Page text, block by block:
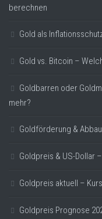
berechnen
Gold als
Gold vs. Bitcoin –
Goldbarren oder
mehr?
Goldförderung &
Goldpreis & US-Dollar
Goldpreis aktuell –
Goldpreis Prognose